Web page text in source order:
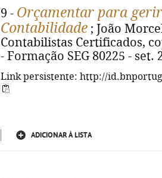
9 - Orçamentar para
Contabilidade ; João
Contabilistas Certificados,
- Formação SEG 80225 - set.
Link persistente: http://
ADICIONAR À LISTA